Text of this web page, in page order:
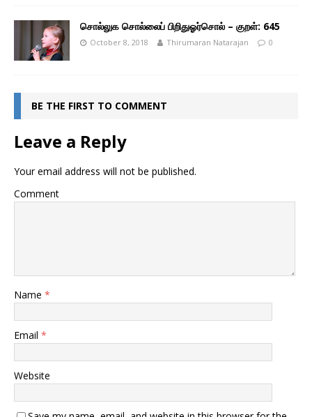
சொல்லுக சொல்லைப் பிறிதுஓர்சொல் – குறள்: 645
October 8, 2018 Thirumaran Natarajan 0
BE THE FIRST TO COMMENT
Leave a Reply
Your email address will not be published.
Comment
Name *
Email *
Website